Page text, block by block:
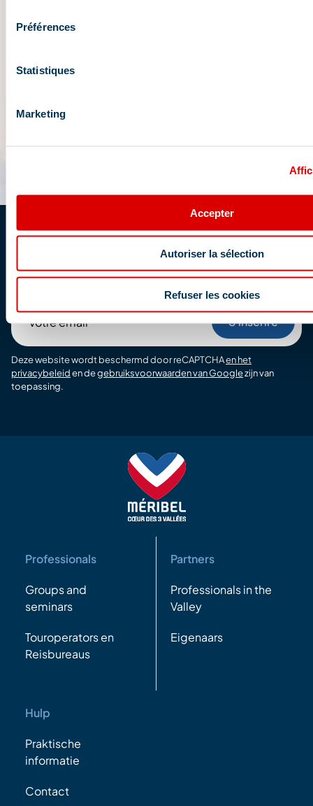
Préférences
Statistiques
Marketing
Accepter
Autoriser la sélection
Refuser les cookies
Schrijf u in op de newsletter
Ontvang het laatste nieuws per e-mail
Votre
email
Deze website wordt beschermd door reCAPTCHAen het
privacybeleiden degebruiksvoorwaarden van Googlezijn van
toepassing.
Professionals
Groups and
seminars
Touroperators en
Reisbureaus
Partners
Professionals in the
Valley
Eigenaars
Hulp
Praktische
informatie
Contact